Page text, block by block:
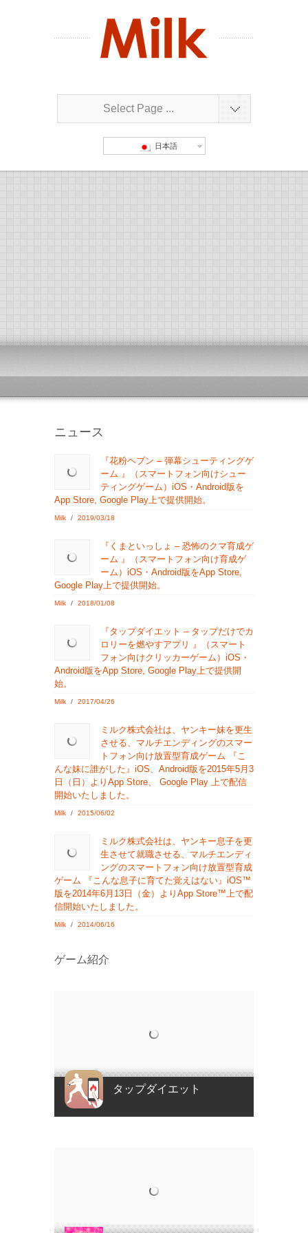
Select Page ...
日本語
ニュース
『花粉ヘブン – 弾幕シューティングゲ
ーム 』（スマートフォン向けシュー
ティングゲーム）iOS・Android版を
App Store, Google Play上で提供開始。
Milk / 2019/03/18
『くまといっしょ – 恐怖のクマ育成ゲ
ーム 』（スマートフォン向け育成ゲ
ーム）iOS・Android版をApp Store,
Google Play上で提供開始。
Milk / 2018/01/08
『タップダイエット – タップだけでカ
ロリーを燃やすアプリ 』（スマート
フォン向けクリッカーゲーム）iOS・
Android版をApp Store, Google Play上で提供開
始。
Milk / 2017/04/26
ミルク株式会社は、ヤンキー妹を更生
させる、マルチエンディングのスマー
トフォン向け放置型育成ゲーム 『こ
んな妹に誰がした』iOS、Android版を2015年5月3
日（日）よりApp Store、 Google Play 上で配信
開始いたしました。
Milk / 2015/06/02
ミルク株式会社は、ヤンキー息子を更
生させて就職させる、マルチエンディ
ングのスマートフォン向け放置型育成
ゲーム 『こんな息子に育てた覚えはない』iOS™
版を2014年6月13日（金）よりApp Store™上で配
信開始いたしました。
Milk / 2014/06/16
ゲーム紹介
タップダイエット